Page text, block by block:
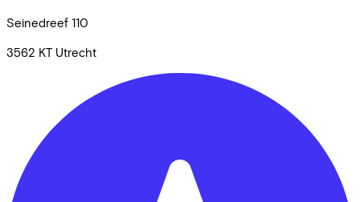
Seinedreef 110
3562 KT Utrecht